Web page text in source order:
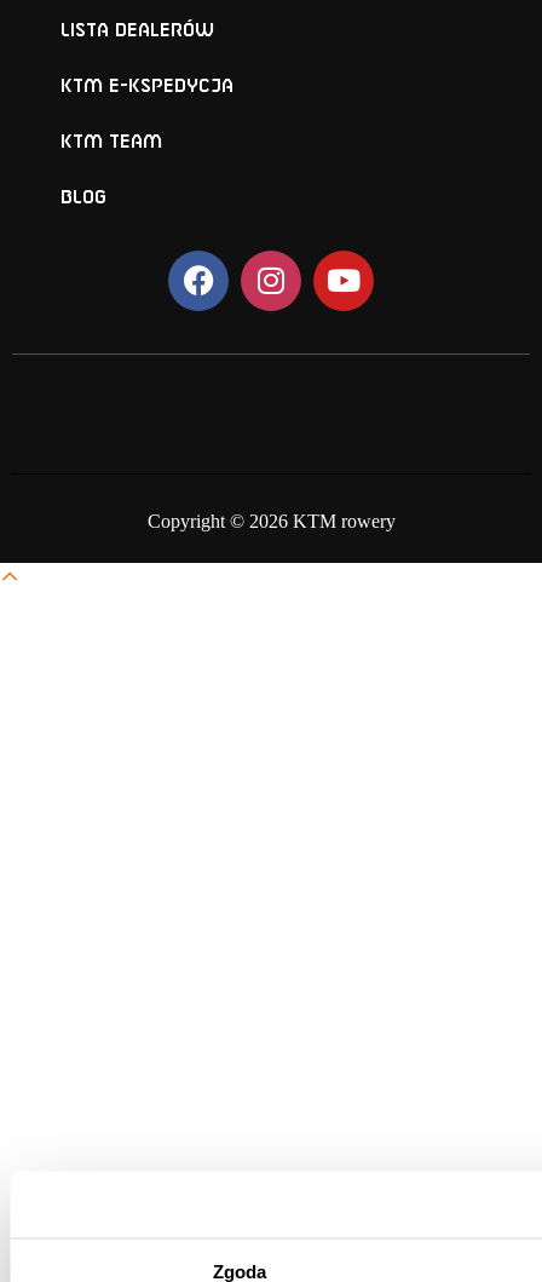
Zgoda
Lista Dealerów
KTM e-KSPEDYCJA
KTM TEAM
BLOG
Copyright © 2026 KTM rowery